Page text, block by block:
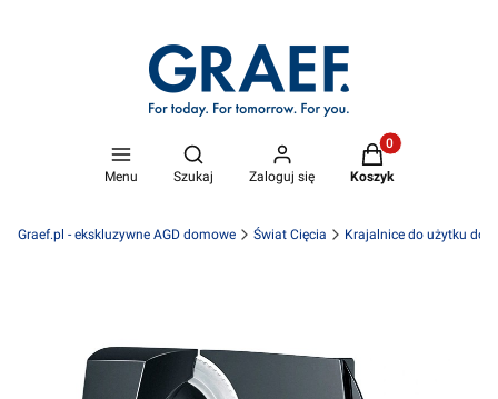
Menu
Otwórz wyszukiwarkę
Szukaj Zaloguj się
Produkty w
Koszyk
Graef.pl - ekskluzywne AGD domowe Świat Cięcia Krajalnice do użytku